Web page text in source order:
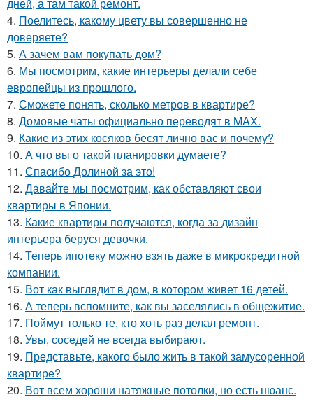
4. Поелитесь, какому цвету вы совершенно не
доверяете?
5. А зачем вам покупать дом?
6. Мы посмотрим, какие интерьеры делали себе
европейцы из прошлого.
7. Сможете понять, сколько метров в квартире?
8. Домовые чаты официально переводят в MAX.
9. Какие из этих косяков бесят лично вас и почему?
10. А что вы о такой планировки думаете?
11. Спасибо Долиной за это!
12. Давайте мы посмотрим, как обставляют свои
квартиры в Японии.
13. Какие квартиры получаются, когда за дизайн
интерьера беруся девочки.
14. Теперь ипотеку можно взять даже в микрокредитной
компании.
15. Вот как выглядит в дом, в котором живет 16 детей.
16. А теперь вспомните, как вы заселялись в общежитие.
17. Поймут только те, кто хоть раз делал ремонт.
18. Увы, соседей не всегда выбирают.
19. Представьте, какого было жить в такой замусоренной
квартире?
20. Вот всем хороши натяжные потолки, но есть нюанс.